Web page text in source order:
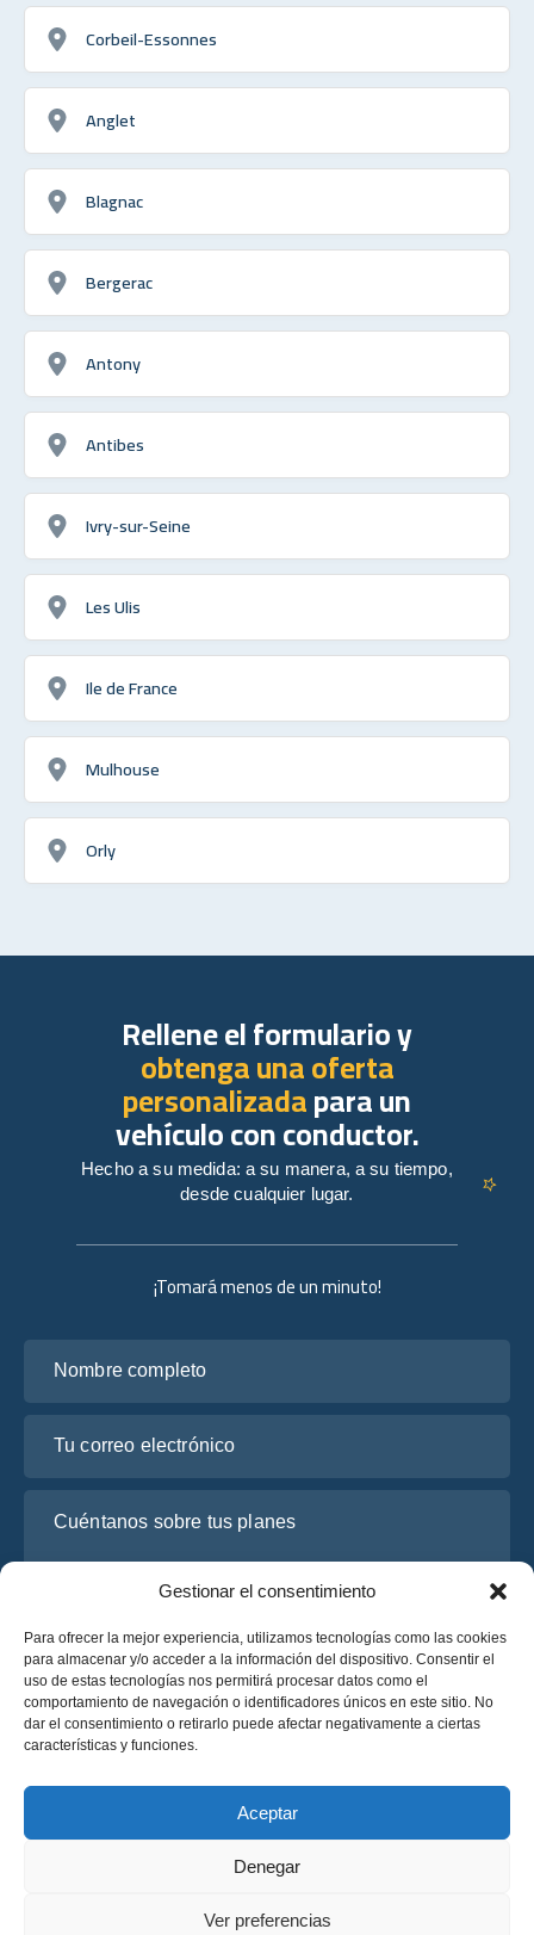
Gestionar el consentimiento
Para ofrecer la mejor experiencia, utilizamos tecnologías como las cookies
para almacenar y/o acceder a la información del dispositivo. Consentir el
uso de estas tecnologías nos permitirá procesar datos como el
comportamiento de navegación o identificadores únicos en este sitio. No
dar el consentimiento o retirarlo puede afectar negativamente a ciertas
características y funciones.
Aceptar
Denegar
Ver preferencias
Corbeil-Essonnes
Anglet
Blagnac
Bergerac
Antony
Antibes
Ivry-sur-Seine
Les Ulis
Ile de France
Mulhouse
Orly
¡Tomará menos de un minuto!
He leído y acepto la
Solicite un presupuesto
Solicite un presupuesto
Rellene el formulario y
obtenga una oferta
personalizadapara un
vehículo con conductor.
Hecho a su medida: a su manera, a su tiempo,
desde cualquier lugar.